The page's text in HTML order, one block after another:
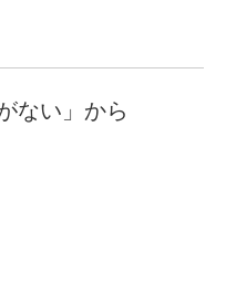
ない」から